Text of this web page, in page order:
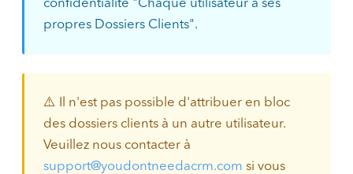
confidentialité "Chaque utilisateur a ses
propres Dossiers Clients".
⚠️ Il n'est pas possible d'attribuer en bloc
des dossiers clients à un autre utilisateur.
Veuillez nous contacter à
support@youdontneedacrm.com si vous